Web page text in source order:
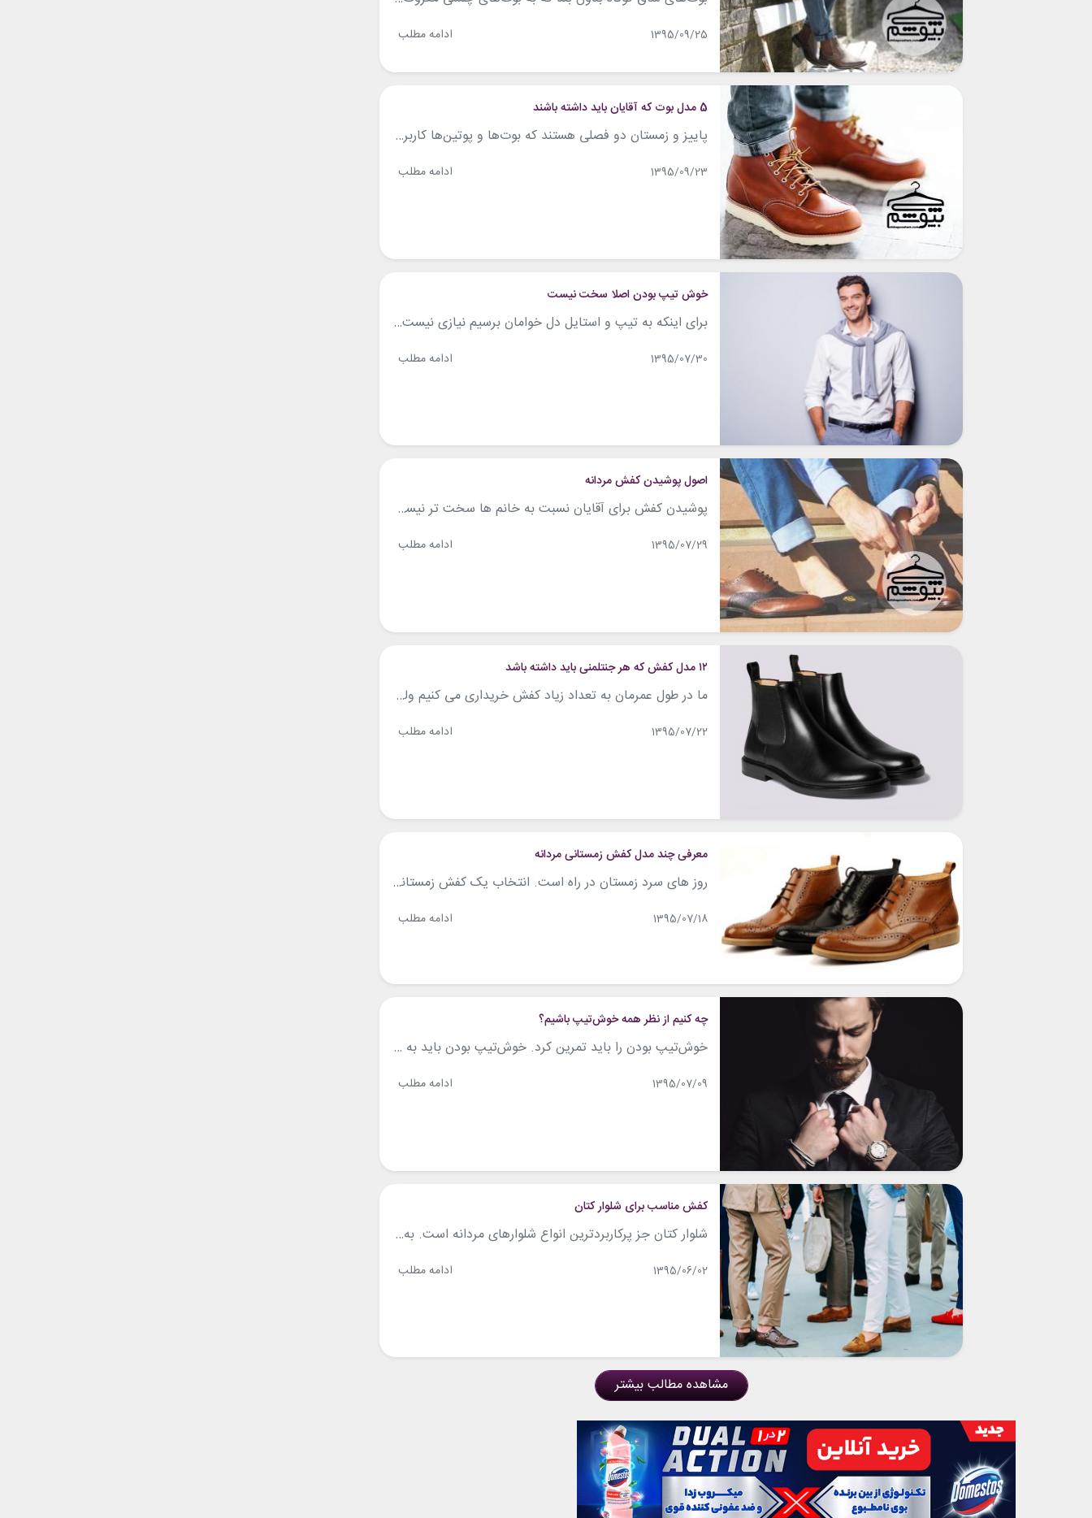
1395/09/25 ادامه مطلب
5 مدل بوت که آقایان باید داشته باشند
پاییز و زمستان دو فصلی هستند که بوت‌ها و پوتین‌ها کاربرد بیشتری دارند. در این مقاله قصد داریم ۵ مدل بو‌ت خاص که امسال مد هستند را به شما معرفی کنیم تا هر وقت برای انتخاب بوت به خرید رفتید این مدل‌ها را نیز در ذهن خود داشته باشید. 5 مدل بوت که آقایان باید داشته...
1395/09/23 ادامه مطلب
خوش تیپ بودن اصلا سخت نیست
برای اینکه به تیپ و استایل دل خوامان برسیم نیازی نیست که حتما از برندهای گران قیمت خرید کنیم و یا به دنبال لباس های آن چنانی باشیم. خوش تیپ بودن اصلا سخت نیست فقط کافیست موارد زیر را اجرایی کنید. ۱- کافیست قسمت های کلیدی تیپ‌تان را ارتقا دهید در این قسمت صرفا هدف ما...
1395/07/30 ادامه مطلب
اصول پوشیدن کفش مردانه
پوشیدن کفش برای آقایان نسبت به خانم ها سخت تر نیست ولی چند نکته ریز و کلیدی وجود دارد که اگر آن ها را رعایت نکنید این کار را به صورت اصولی انجام نداده اید و نشان از آگاه نبودن شما از قوانین مد و فشن است. در ای مقاله به بررسی ۹ اصل از...
1395/07/29 ادامه مطلب
۱۲ مدل کفش که هر جنتلمنی باید داشته باشد
ما در طول عمرمان به تعداد زیاد کفش خریداری می کنیم ولی مدل های خاصی از کفش ها هستند که از واجبات تیپ و استایل آقایان شیک پوش به حساب می آیند. در این مقاله به بررسی این مدل کفش ها می پردازیم و آن ها را معرفی می کنیم و می گوییم در چه...
1395/07/22 ادامه مطلب
معرفی چند مدل کفش زمستانی مردانه
روز های سرد زمستان در راه است. انتخاب یک کفش زمستانی خوب به خصوص برای آقایان که اغلب فعالیت های کاری زیادی در محیط دارند، ضروریست. با توجه به محل زندگیتان و آب و هوای مربوطه باید از کفشی مناسب استفاده کنید تا با خطرات احتمالی مثل لیز خوردن روی برف یا خیس شدن پا...
1395/07/18 ادامه مطلب
چه کنیم از نظر همه خوش‌تیپ باشیم؟
خوش‌تیپ بودن را باید تمرین کرد. خوش‌تیپ بودن باید به نوعی عادت در شما تبدیل شود و برای این که این عادت را به طور اصولی و صحیح در خود داشته باشید باید دانش کافی آن را نیز داشته باشید. در این مقاله قصد ما ذکر کردن نکاتی کلی است که در این زمینه می...
1395/07/09 ادامه مطلب
کفش مناسب برای شلوار کتان
شلوار کتان جز پرکاربردترین انواع شلوارهای مردانه است. به خصوص شلوار کتان خاکی که پر استفاده ترین اونا در فصل تابستانه. کفش مناسب برای شلوار کتان چه ویژگی هایی داره؟ با چی بپوشم همراه باشید. کفش کالج این مدل کفش های پاشنه تخت را همه میشناسیم. کفش هایی که جنس رایج در آن ها چرم جیر...
1395/06/02 ادامه مطلب
مشاهده مطالب بیشتر